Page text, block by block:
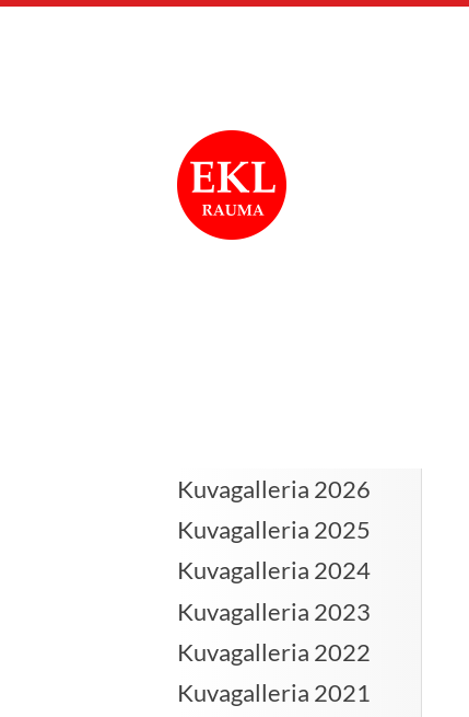
Rauman
Kuvagalleria 2026
Kuvagalleria 2025
Kuvagalleria 2024
Kuvagalleria 2023
Kuvagalleria 2022
Kuvagalleria 2021